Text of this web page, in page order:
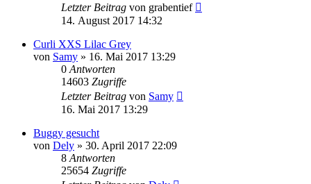
Letzter Beitrag von grabentief
14. August 2017 14:32
Curli XXS Lilac Grey
von Samy » 16. Mai 2017 13:29
0 Antworten
14603 Zugriffe
Letzter Beitrag von Samy
16. Mai 2017 13:29
Buggy gesucht
von Dely » 30. April 2017 22:09
8 Antworten
25654 Zugriffe